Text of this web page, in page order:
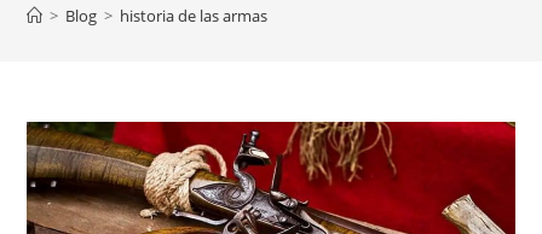
> Blog > historia de las armas